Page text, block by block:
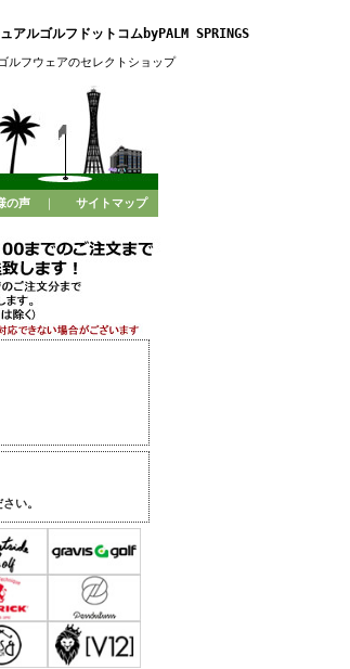
アルゴルフドットコムbyPALM SPRINGS
ルフウェアのセレクトショップ
の声 ｜ サイトマップ
い。